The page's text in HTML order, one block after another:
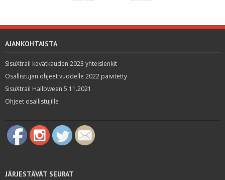
AJANKOHTAISTA
SisuXtrail kevätkauden 2023 yhteislenkit
Osallistujan ohjeet vuodelle 2022 päivitetty
SisuXtrail Halloween 5.11.2021
Ohjeet osallistujille
JÄRJESTÄVÄT SEURAT